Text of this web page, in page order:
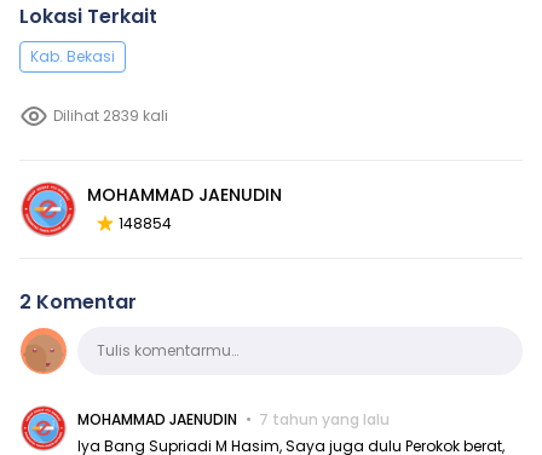
Lokasi Terkait
Kab. Bekasi
Dilihat 2839 kali
MOHAMMAD JAENUDIN
148854
2 Komentar
KomentarTulis komentarmu…
MOHAMMAD JAENUDIN
7 tahun yang lalu
Iya Bang Supriadi M Hasim, Saya juga dulu Perokok berat,